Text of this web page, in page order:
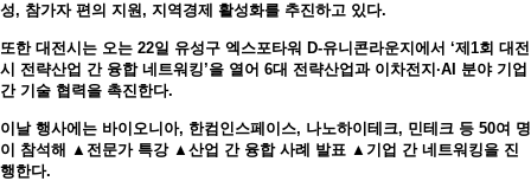
성, 참가자 편의 지원, 지역경제 활성화를 추진하고 있다.
또한 대전시는 오는 22일 유성구 엑스포타워 D-유니콘라운지에서 ‘제1회 대전
시 전략산업 간 융합 네트워킹’을 열어 6대 전략산업과 이차전지·AI 분야 기업
간 기술 협력을 촉진한다.
이날 행사에는 바이오니아, 한컴인스페이스, 나노하이테크, 민테크 등 50여 명
이 참석해 ▲전문가 특강 ▲산업 간 융합 사례 발표 ▲기업 간 네트워킹을 진
행한다.